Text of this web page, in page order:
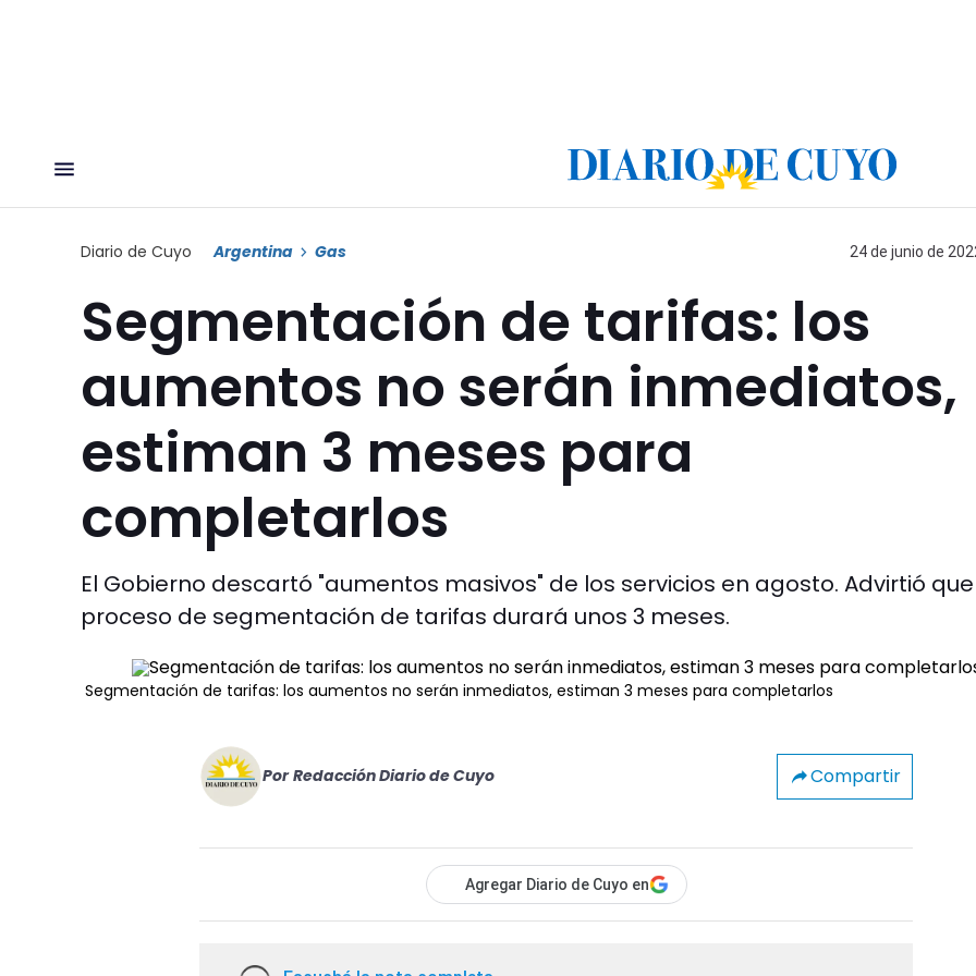
Diario de Cuyo Argentina Gas 24 de junio de
Segmentación de tarifas: los
aumentos no serán inmediatos,
estiman 3 meses para
completarlos
El Gobierno descartó "aumentos masivos" de los servicios en agosto. Advirtió
proceso de segmentación de tarifas durará unos 3 meses.
Segmentación de tarifas: los aumentos no serán inmediatos, estiman 3 meses para completarlos
Por Redacción Diario de Cuyo Compartir
Agregar Diario de Cuyo en